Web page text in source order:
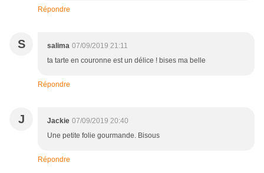
Répondre
S salima 07/09/2019 21:11
ta tarte en couronne est un délice ! bises ma belle
Répondre
J Jackie 07/09/2019 20:40
Une petite folie gourmande. Bisous
Répondre